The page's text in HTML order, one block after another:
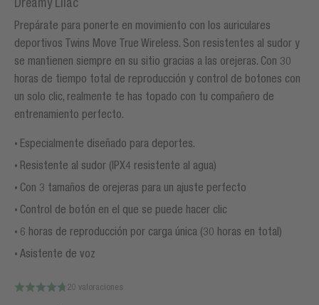
Prepárate para ponerte en movimiento con los auriculares
deportivos Twins Move True Wireless. Son resistentes al sudor y
se mantienen siempre en su sitio gracias a las orejeras. Con 30
horas de tiempo total de reproducción y control de botones con
un solo clic, realmente te has topado con tu compañero de
entrenamiento perfecto.
Especialmente diseñado para deportes.
Resistente al sudor (IPX4 resistente al agua)
Con 3 tamaños de orejeras para un ajuste perfecto
Control de botón en el que se puede hacer clic
6 horas de reproducción por carga única (30 horas en total)
Asistente de voz
20 valoraciones